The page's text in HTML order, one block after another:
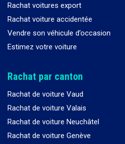
Rachat voitures export
Rachat voiture accidentée
Vendre son véhicule d’occasion
Estimez votre voiture
Rachat par canton
Rachat de voiture Vaud
Rachat de voiture Valais
Rachat de voiture Neuchâtel
Rachat de voiture Genève